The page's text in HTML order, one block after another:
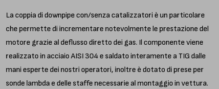
La coppia di downpipe con/senza catalizzatori è un particolare
che permette di incrementare notevolmente le prestazione del
motore grazie al deflusso diretto dei gas. Il componente viene
realizzato in acciaio AISI 304 e saldato interamente a TIG dalle
mani esperte dei nostri operatori, inoltre è dotato di prese per
sonde lambda e delle staffe necessarie al montaggio in vettura.